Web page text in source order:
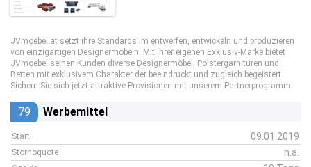
JVmoebel.at setzt ihre Standards im entwerfen, entwickeln und produzieren
von einzigartigen Designermöbeln. Mit ihrer eigenen Exklusiv-Marke bietet
JVmoebel seinen Kunden diverse Designermöbel, Polstergarnituren und
Betten mit exklusivem Charakter der beeindruckt und zugleich begeistert.
Sichern Sie sich jetzt attraktive Provisionen mit unserem Partnerprogramm.
79 Werbemittel
Start 09.01.2019
Stornoquote n.a.